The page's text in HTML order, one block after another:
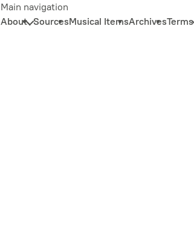
Main navigation
About SourcesMusical ItemsArchivesTerms